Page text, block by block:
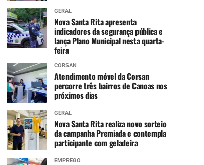
GERAL
Nova Santa Rita apresenta
indicadores da segurança pública e
lança Plano Municipal nesta quarta-
feira
CORSAN
Atendimento móvel da Corsan
percorre três bairros de Canoas nos
próximos dias
GERAL
Nova Santa Rita realiza novo sorteio
da campanha Premiada e contempla
participante com geladeira
EMPREGO